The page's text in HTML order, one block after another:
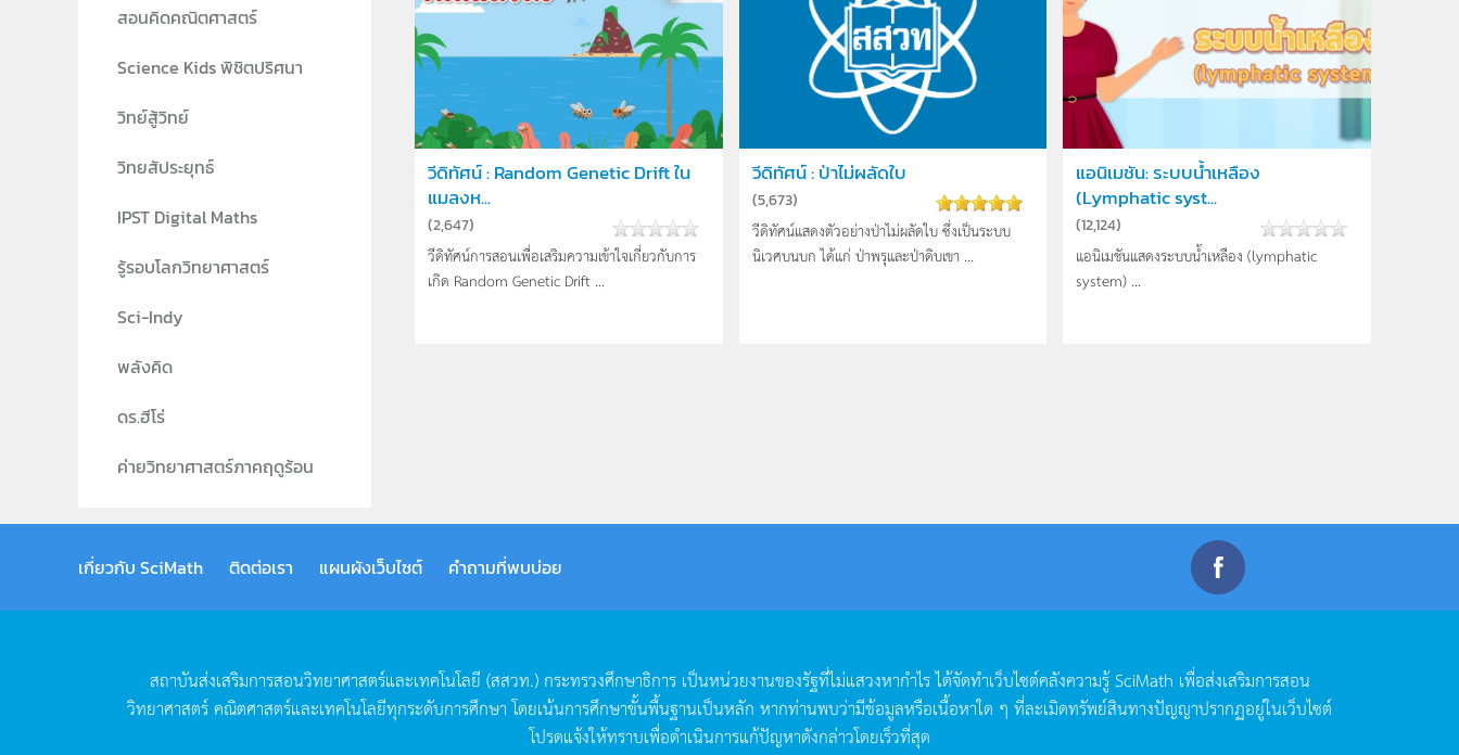
วีดิทัศน์ : Random Genetic Drift ใน
แมลงห...
(2,647)
วีดิทัศน์การสอนเพื่อเสริมความเข้าใจเกี่ยวกับการ
เกิด Random Genetic Drift ...
วีดิทัศน์ : ป่าไม่ผลัดใบ
(5,673)
วีดิทัศน์แสดงตัวอย่างป่าไม่ผลัดใบ ซึ่งเป็นระบบ
นิเวศบนบก ได้แก่ ป่าพรุและป่าดิบเขา ...
แอนิเมชัน: ระบบน้ำเหลือง
(Lymphatic syst...
(12,124)
แอนิเมชันแสดงระบบน้ำเหลือง (lymphatic
system) ...
สอนคิดคณิตศาสตร์
Science Kids พิชิตปริศนา
วิทย์สู้วิทย์
วิทยสัประยุทธ์
IPST Digital Maths
รู้รอบโลกวิทยาศาสตร์
Sci-Indy
พลังคิด
ดร.ฮีโร่
ค่ายวิทยาศาสตร์ภาคฤดูร้อน
เกี่ยวกับ SciMath ติดต่อเรา แผนผังเว็บไซต์ คำถามที่พบบ่อย
สถาบันส่งเสริมการสอนวิทยาศาสตร์และเทคโนโลยี (สสวท.) กระทรวงศึกษาธิการ เป็นหน่วยงานของรัฐที่ไม่แสวงหากำไรได้จัดทำเว็บไซต์คลังความรู้SciMath เพื่อส่งเสริมการสอน
วิทยาศาสตร์คณิตศาสตร์และเทคโนโลยีทุกระดับการศึกษา โดยเน้นการศึกษาขั้นพื้นฐานเป็นหลัก หากท่านพบว่ามีข้อมูลหรือเนื้อหาใด ๆ ที่ละเมิดทรัพย์สินทางปัญญาปรากฏอยู่ในเว็บไซต์
โปรดแจ้งให้ทราบเพื่อดำเนินการแก้ปัญหาดังกล่าวโดยเร็วที่สุด